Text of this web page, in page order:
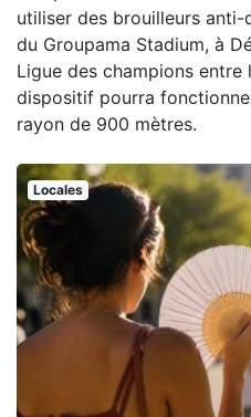
utiliser des brouilleurs anti-
du Groupama Stadium, à
Ligue des champions entre
dispositif pourra
rayon de 900 mètres.
Locales